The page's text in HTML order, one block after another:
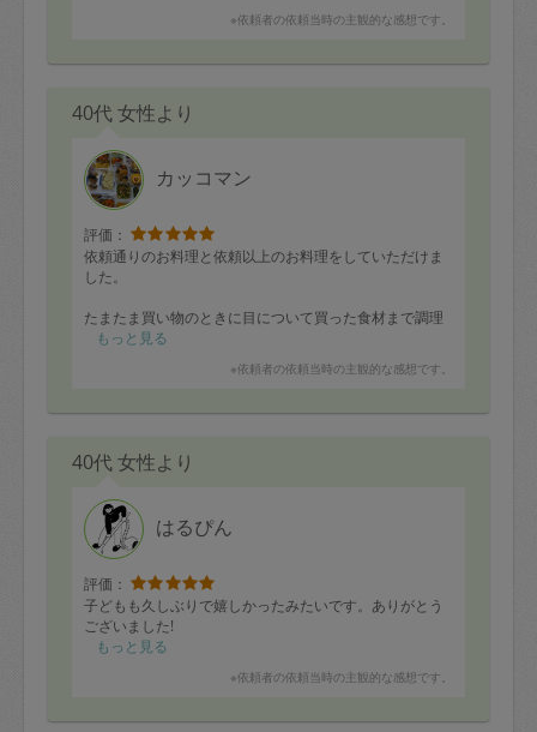
・人参のきんぴら
ロースではなく、豚ヒレ肉での生姜焼き、
お野菜もしっかり使い切って頂き、有難うございます。
また、宜しくお願い致します。
※依頼者の依頼当時の主観的な感想です。
40代 女性より
カッコマン
評価：
依頼通りのお料理と依頼以上のお料理をしていただけま
した。
たまたま買い物のときに目について買った食材まで調理
してくださいました。
是非またお願いしたいです！
もっと見る
※依頼者の依頼当時の主観的な感想です。
40代 女性より
はるぴん
評価：
子どもも久しぶりで嬉しかったみたいです。ありがとう
ございました!
もっと見る
※依頼者の依頼当時の主観的な感想です。